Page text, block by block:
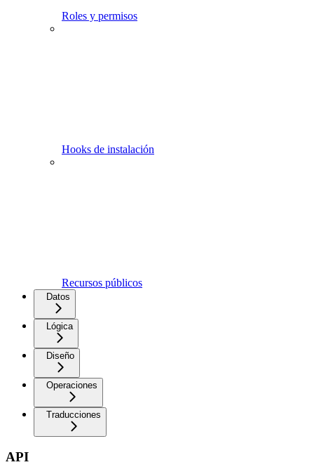
Roles y permisos
Hooks de instalación
Recursos públicos
Datos
Lógica
Diseño
Operaciones
Traducciones
API